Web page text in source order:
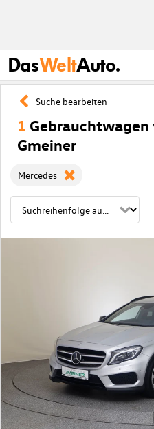
DasWeltAuto.
Suche bearbeiten
1
Gmeiner
Mercedes